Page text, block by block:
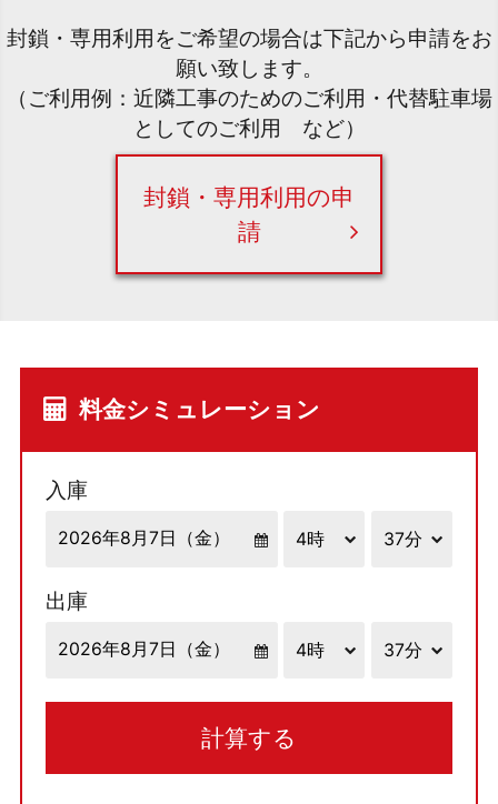
封鎖・専用利用をご希望の場合は下記から申請をお
願い致します。
（ご利用例：近隣工事のためのご利用・代替駐車場
としてのご利用 など）
封鎖・専用利用の申
請
料金シミュレーション
入庫
出庫
計算する